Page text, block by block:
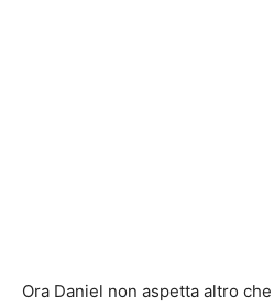
Ora Daniel non aspetta altro